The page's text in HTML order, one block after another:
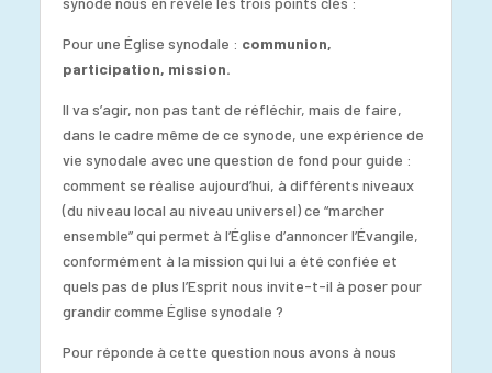
Pour une Église synodale : communion,
participation, mission.
Il va s’agir, non pas tant de réfléchir, mais de faire,
dans le cadre même de ce synode, une expérience de
vie synodale avec une question de fond pour guide :
comment se réalise aujourd’hui, à différents niveaux
(du niveau local au niveau universel) ce “marcher
ensemble” qui permet à l’Église d’annoncer l’Évangile,
conformément à la mission qui lui a été confiée et
quels pas de plus l’Esprit nous invite-t-il à poser pour
grandir comme Église synodale ?
Pour réponde à cette question nous avons à nous